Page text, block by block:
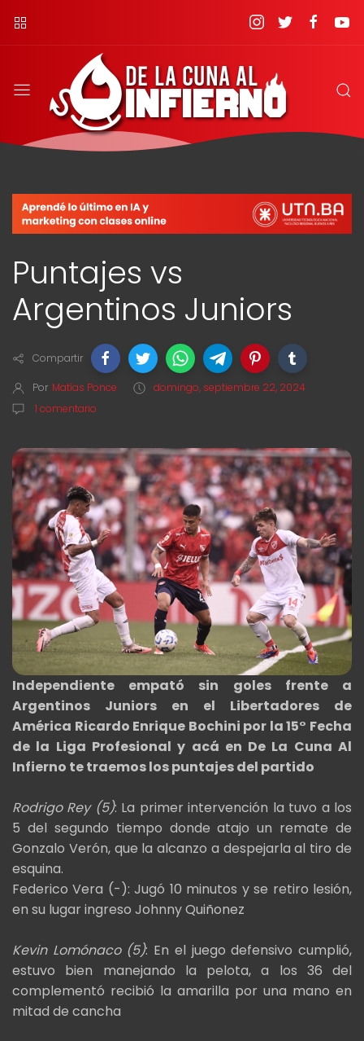
Puntajes vs
Argentinos Juniors
Compartir
Por Matías Ponce
domingo, septiembre 22, 2024
1 comentario
Independiente empató sin goles frente a
Argentinos Juniors en el Libertadores de
América Ricardo Enrique Bochini por la 15° Fecha
de la Liga Profesional y acá en De La Cuna Al
Infierno te traemos los puntajes del partido
Rodrigo Rey (5): La primer intervención la tuvo a los
5 del segundo tiempo donde atajo un remate de
Gonzalo Verón, que la alcanzo a despejarla al tiro de
esquina.
Federico Vera (-): Jugó 10 minutos y se retiro lesión,
en su lugar ingreso Johnny Quiñonez
Kevin Lomónaco (5): En el juego defensivo cumplió,
estuvo bien manejando la pelota, a los 36 del
complementó recibió la amarilla por una mano en
mitad de cancha